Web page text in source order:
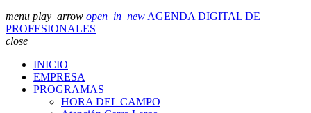
menu play_arrow open_in_new AGENDA DIGITAL DE
PROFESIONALES
close
INICIO
EMPRESA
PROGRAMAS
HORA DEL CAMPO